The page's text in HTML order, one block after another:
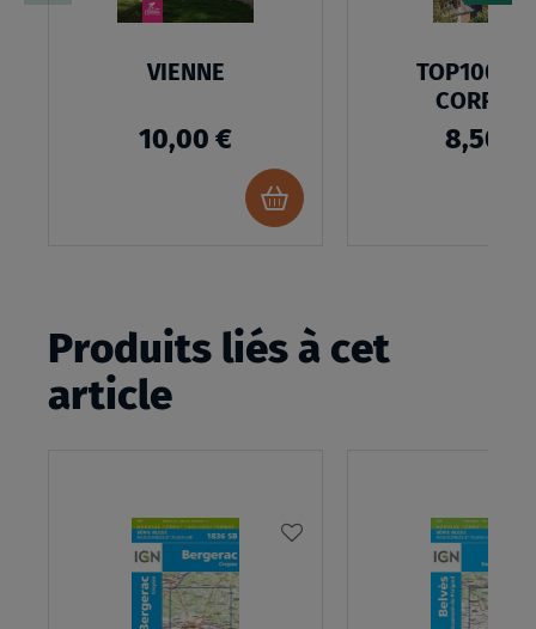
VIENNE
10,00 €
Ajouter
au
CORRÈZE
8,50 €
Produits liés à cet
article